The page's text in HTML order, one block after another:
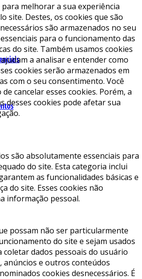
melhorar a sua experiência
site. Destes, os cookies que são
são armazenados no seu
para o funcionamento das
do site. Também usamos cookies
a analisar e entender como
cookies serão armazenados em
com o seu consentimento. Você
cancelar esses cookies. Porém, a
desses cookies pode afetar sua
são absolutamente essenciais para
do site. Esta categoria inclui
as funcionalidades básicas e
do site. Esses cookies não
informação pessoal.
possam não ser particularmente
do site e sejam usados
coletar dados pessoais do usuário
anúncios e outros conteúdos
cookies desnecessários. É